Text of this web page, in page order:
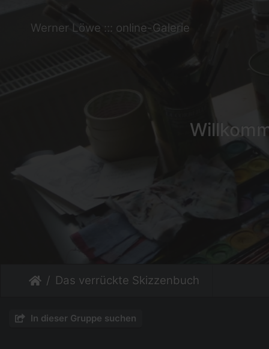
Werner Löwe ::: online-Galerie
Das verrückte Skizzenbuch
In dieser Gruppe suchen